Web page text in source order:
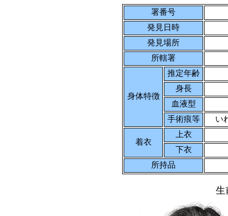
署番号
発見日時
発見場所
所轄署
身体特徴
推定年齢
身長
血液型
手術痕等
い
着衣
上衣
下衣
所持品
生